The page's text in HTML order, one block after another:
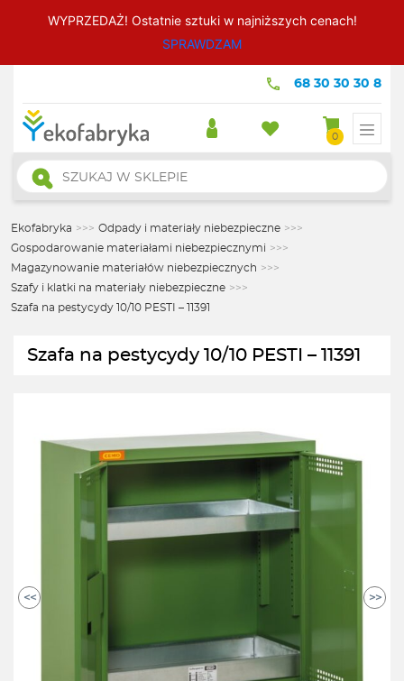
WYPRZEDAŻ! Ostatnie sztuki w najniższych cenach!
SPRAWDZAM
68 30 30 30 8
0
Wyszukiwarka
produktów
Ekofabryka >>> Odpady i materiały niebezpieczne >>>
Gospodarowanie materiałami niebezpiecznymi >>>
Magazynowanie materiałów niebezpiecznych >>>
Szafy i klatki na materiały niebezpieczne >>>
Szafa na pestycydy 10/10 PESTI – 11391
Szafa na pestycydy 10/10 PESTI – 11391
<< >>